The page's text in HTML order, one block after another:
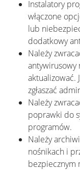
Instalatory
włączone
lub
dodatkowy
Należy
antywirusowy
aktualizować.
zgłaszać
Należy
poprawki do
programów.
Należy
nośnikach i
bezpiecznym